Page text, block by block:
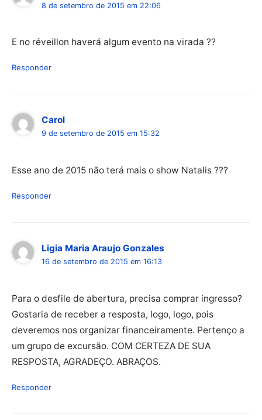
8 de setembro de 2015 em 22:06
E no réveillon haverá algum evento na virada ??
Responder
Carol
9 de setembro de 2015 em 15:32
Esse ano de 2015 não terá mais o show Natalis ???
Responder
Ligia Maria Araujo Gonzales
16 de setembro de 2015 em 16:13
Para o desfile de abertura, precisa comprar ingresso?
Gostaria de receber a resposta, logo, logo, pois
deveremos nos organizar financeiramente. Pertenço a
um grupo de excursão. COM CERTEZA DE SUA
RESPOSTA, AGRADEÇO. ABRAÇOS.
Responder